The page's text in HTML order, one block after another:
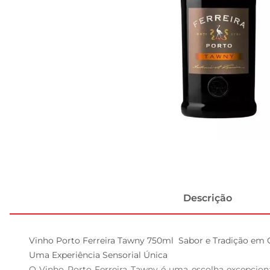
Descrição
Vinho Porto Ferreira Tawny 750ml  Sabor e Tradição em
Uma Experiência Sensorial Única